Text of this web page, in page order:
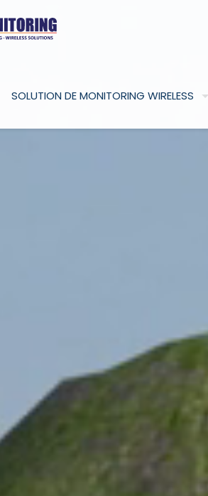
SOLUTION DE MONITORING WIRELESS